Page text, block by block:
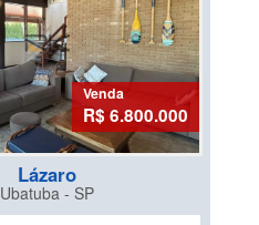
Venda
R$ 6.800.000
Lázaro
Ubatuba - SP